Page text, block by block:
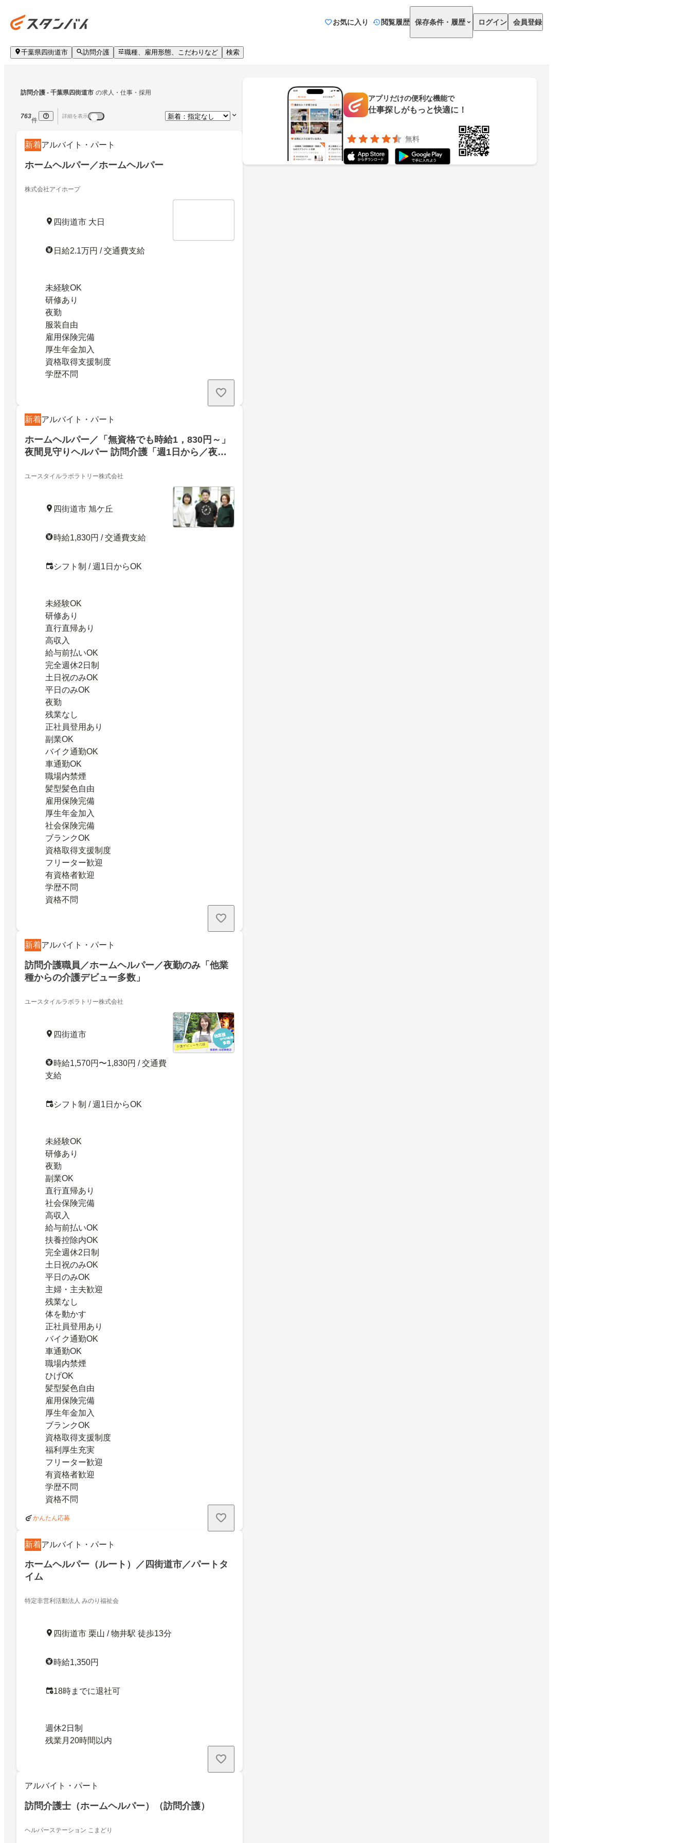
お気に入り 閲覧履歴 保存条件・履歴 ログイン 会員登録
千葉県四街道市 訪問介護 職種、雇用形態、こだわりなど 検索
訪問介護 - 千葉県四街道市 の求人・仕事・採用
763
件
詳細を表示
新着アルバイト・パート
ホームヘルパー／ホームヘルパー
株式会社アイホープ
四街道市 大日
日給2.1万円 / 交通費支給
未経験OK
研修あり
夜勤
服装自由
雇用保険完備
厚生年金加入
資格取得支援制度
学歴不問
新着アルバイト・パート
ホームヘルパー／「無資格でも時給1，830円～」
夜間見守りヘルパー 訪問介護「週1日から／夜勤
ユースタイルラボラトリー株式会社
四街道市 旭ケ丘
時給1,830円 / 交通費支給
シフト制 / 週1日からOK
未経験OK
研修あり
直行直帰あり
高収入
給与前払いOK
完全週休2日制
土日祝のみOK
平日のみOK
夜勤
残業なし
正社員登用あり
副業OK
バイク通勤OK
車通勤OK
職場内禁煙
髪型髪色自由
雇用保険完備
厚生年金加入
社会保険完備
ブランクOK
資格取得支援制度
フリーター歓迎
有資格者歓迎
学歴不問
資格不問
新着アルバイト・パート
訪問介護職員／ホームヘルパー／夜勤のみ「他業
種からの介護デビュー多数」
ユースタイルラボラトリー株式会社
四街道市
時給1,570円〜1,830円 / 交通費
支給
シフト制 / 週1日からOK
未経験OK
研修あり
夜勤
副業OK
直行直帰あり
社会保険完備
高収入
給与前払いOK
扶養控除内OK
完全週休2日制
土日祝のみOK
平日のみOK
主婦・主夫歓迎
残業なし
体を動かす
正社員登用あり
バイク通勤OK
車通勤OK
職場内禁煙
ひげOK
髪型髪色自由
雇用保険完備
厚生年金加入
ブランクOK
資格取得支援制度
福利厚生充実
フリーター歓迎
有資格者歓迎
学歴不問
資格不問
かんたん応募
新着アルバイト・パート
ホームヘルパー（ルート）／四街道市／パートタ
イム
特定非営利活動法人 みのり福祉会
四街道市 栗山 / 物井駅 徒歩13分
時給1,350円
18時までに退社可
週休2日制
残業月20時間以内
アルバイト・パート
訪問介護士（ホームヘルパー）（訪問介護）
ヘルパーステーション こまどり
アプリだけの便利な機能で
仕事探しがもっと快適に！
無料